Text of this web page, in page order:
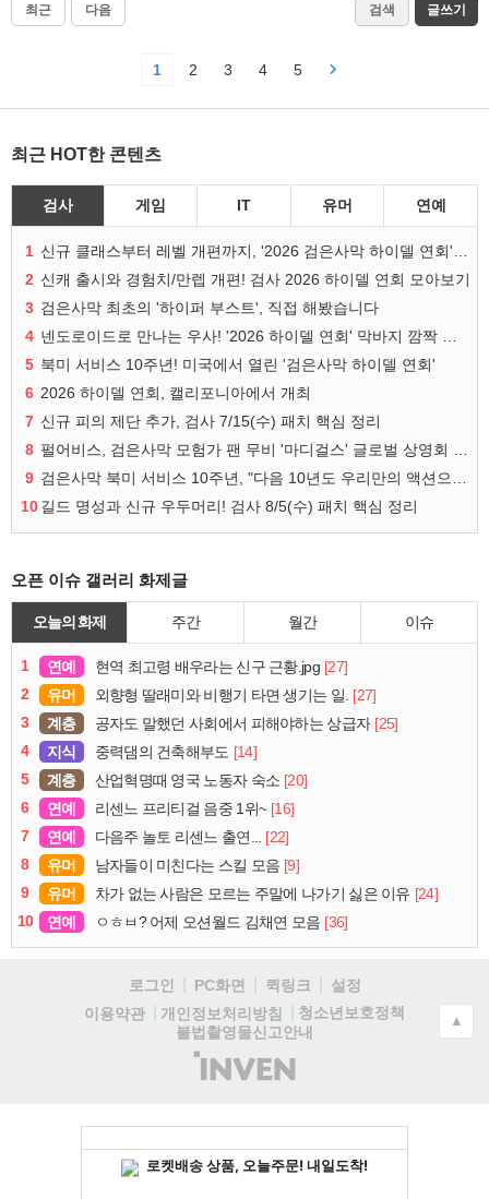
최근 다음 검색 글쓰기
1 2 3 4 5
최근 HOT한 콘텐츠
검사 게임 IT 유머 연예
1
2 신캐 출시와 경험치/만렙 개편! 검사 2026 하이델 연회 모아보기
3 검은사막 최초의 '하이퍼 부스트', 직접 해봤습니다
4
5 북미 서비스 10주년! 미국에서 열린 '검은사막 하이델 연회'
6 2026 하이델 연회, 캘리포니아에서 개최
7 신규 피의 제단 추가, 검사 7/15(수) 패치 핵심 정리
8
9
10길드 명성과 신규 우두머리! 검사 8/5(수) 패치 핵심 정리
오픈 이슈 갤러리 화제글
오늘의 화제 주간 월간 이슈
1 연예 현역 최고령 배우라는 신구 근황.jpg [27]
2
유머 외향형 딸래미와 비행기 타면 생기는 일. [27]
3
계층 공자도 말했던 사회에서 피해야하는 상급자 [25]
4
지식 중력댐의 건축해부도 [14]
5
계층 산업혁명때 영국 노동자 숙소 [20]
6
연예 리센느 프리티걸 음중 1위~ [16]
7
연예 다음주 놀토 리센느 출연...
[22]
8
유머 남자들이 미친다는 스킬 모음 [9]
9
유머 차가 없는 사람은 모르는 주말에 나가기 싫은 이유 [24]
10
연예 ㅇㅎㅂ? 어제 오션월드 김채연 모음 [36]
로그인 PC화면 퀵링크
설정
이용약관
개인정보처리방침
청소년보호정책
불법촬영물신고안내
(주)
인
▲